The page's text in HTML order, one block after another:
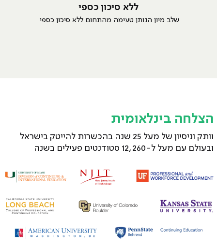
ללא סיכון כספי
שלב מיון הנותן טעימה מהתחום ללא סיכון כספי
הצלחה בינלאומית
וותק וניסיון של מעל 25 שנה בהכשרות להייטק בישראל
ובעולם עם מעל ל-12,260 סטודנטים פעילים בשנה